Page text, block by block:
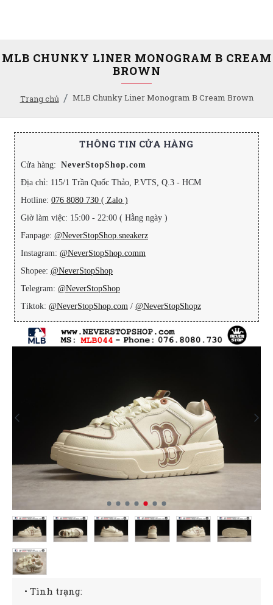
Trang chủ MLB Chunky Liner Monogram B Cream Brown
MLB CHUNKY LINER MONOGRAM B CREAM
BROWN
THÔNG TIN CỬA HÀNG
Cửa hàng: NeverStopShop.com
Địa chỉ: 115/1 Trần Quốc Thảo, P.VTS, Q.3 - HCM
Hotline: 076 8080 730 ( Zalo )
Giờ làm việc: 15:00 - 22:00 ( Hằng ngày )
Fanpage: @NeverStopShop.sneakerz
Instagram: @NeverStopShop.comm
Shopee: @NeverStopShop
Telegram: @NeverStopShop
Tiktok: @NeverStopShop.com / @NeverStopShopz
• Tình trạng: